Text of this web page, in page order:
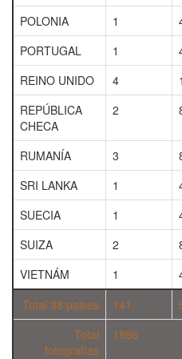
POLONIA 1
PORTUGAL
1
REINO UNIDO
4
REPÚBLICA
CHECA
2
RUMANÍA 3
SRI LANKA
1
SUECIA
1
SUIZA
2
VIETNÁM
1
Total 38 paises
141
Total
fotografías
1866